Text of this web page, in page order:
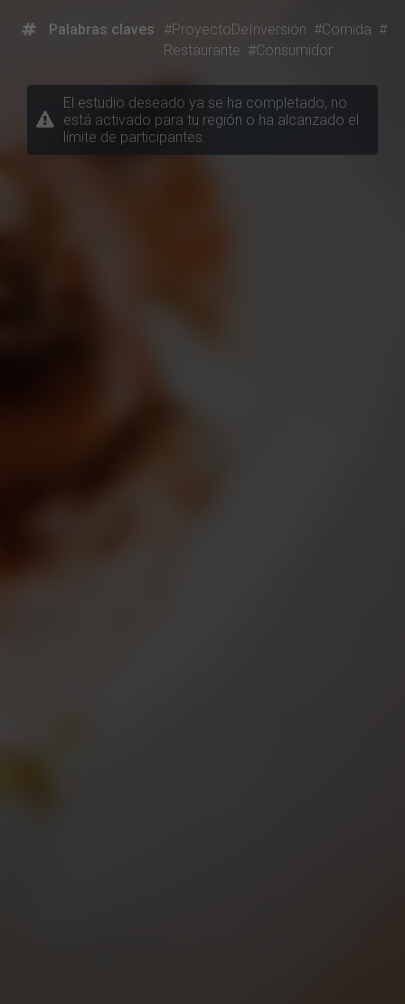
Palabras claves #ProyectoDeInversión #Comida #
Restaurante #Consumidor
El estudio deseado ya se ha completado, no
está activado para tu región o ha alcanzado el
límite de participantes.